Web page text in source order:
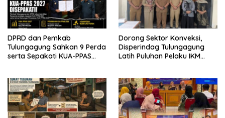
DPRD dan Pemkab
Tulungagung Sahkan 9 Perda
serta Sepakati KUA-PPAS
Dorong Sektor Konveksi,
Disperindag Tulungagung
Latih Puluhan Pelaku IKM